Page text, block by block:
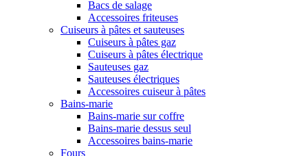
Bacs de salage
Accessoires friteuses
Cuiseurs à pâtes et sauteuses
Cuiseurs à pâtes gaz
Cuiseurs à pâtes électrique
Sauteuses gaz
Sauteuses électriques
Accessoires cuiseur à pâtes
Bains-marie
Bains-marie sur coffre
Bains-marie dessus seul
Accessoires bains-marie
Fours